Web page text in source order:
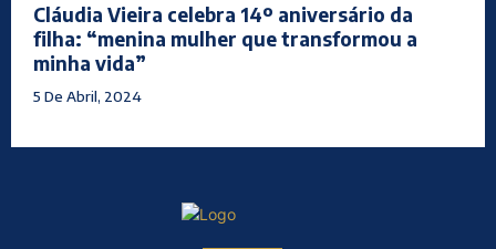
Cláudia Vieira celebra 14º aniversário da
filha: “menina mulher que transformou a
minha vida”
5 De Abril, 2024